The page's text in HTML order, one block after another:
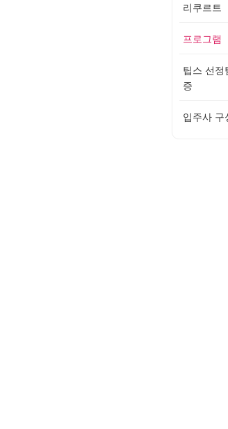
리쿠르트
프로그램
팁스 선정
증
입주사 구